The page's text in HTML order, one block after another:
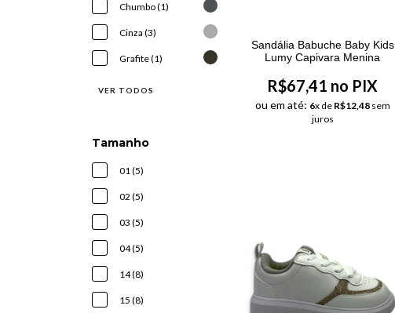
Chumbo (1)
Cinza (3)
Grafite (1)
VER TODOS
Tamanho
01 (5)
02 (5)
03 (5)
04 (5)
14 (8)
15 (8)
Sandália Babuche Baby Kids
Lumy Capivara Menina
R$67,41 no PIX
ou em até: 6x de R$12,48sem
juros